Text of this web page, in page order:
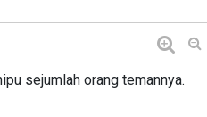
sejumlah orang temannya.